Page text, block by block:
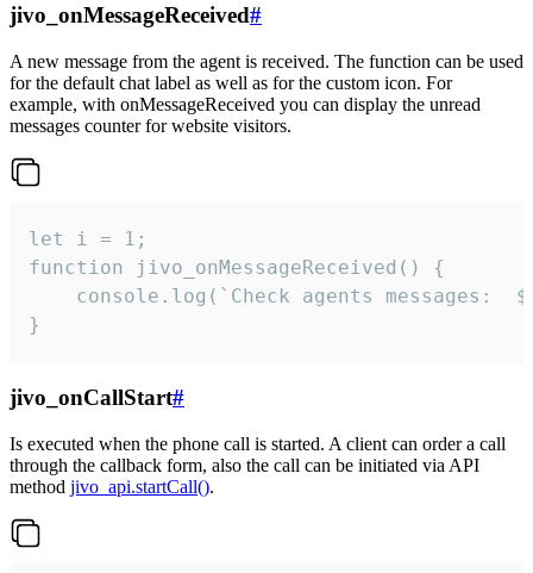
jivo_onMessageReceived#
A new message from the agent is received. The function can be used
for the default chat label as well as for the custom icon. For
example, with onMessageReceived you can display the unread
messages counter for website visitors.
let i = 1;
function jivo_onMessageReceived() {
}
jivo_onCallStart#
Is executed when the phone call is started. A client can order a call
through the callback form, also the call can be initiated via API
method jivo_api.startCall().